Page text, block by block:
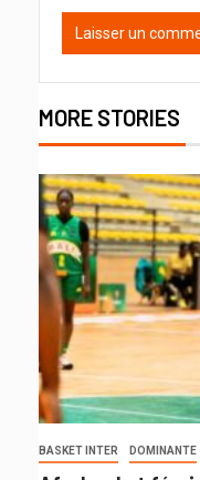
MORE STORIES
BASKET INTER DOMINANTE